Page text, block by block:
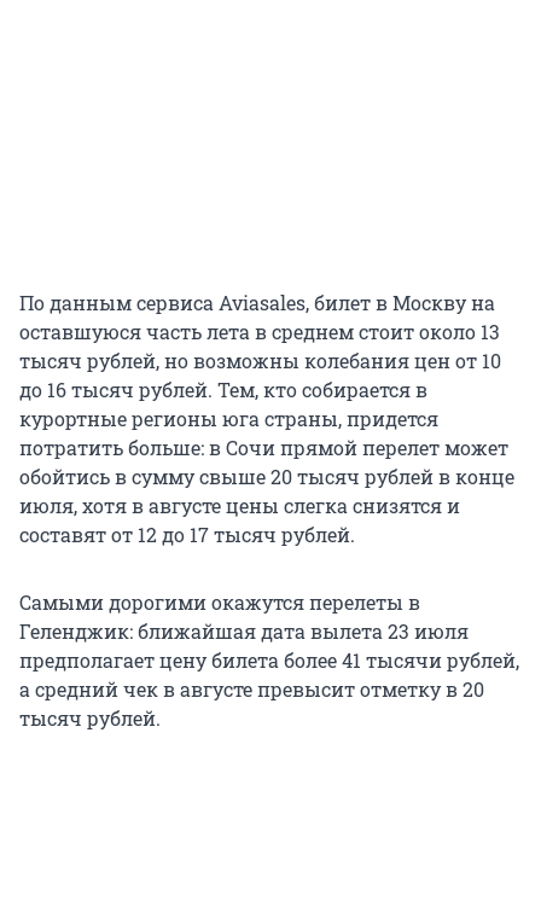
По данным сервиса Aviasales, билет в Москву на
оставшуюся часть лета в среднем стоит около 13
тысяч рублей, но возможны колебания цен от 10
до 16 тысяч рублей. Тем, кто собирается в
курортные регионы юга страны, придется
потратить больше: в Сочи прямой перелет может
обойтись в сумму свыше 20 тысяч рублей в конце
июля, хотя в августе цены слегка снизятся и
составят от 12 до 17 тысяч рублей.
Самыми дорогими окажутся перелеты в
Геленджик: ближайшая дата вылета 23 июля
предполагает цену билета более 41 тысячи рублей,
а средний чек в августе превысит отметку в 20
тысяч рублей.